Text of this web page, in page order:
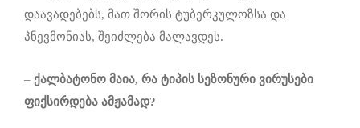
დაავადებებს, მათ შორის ტუბერკულოზსა და
პნევმონიას, შეიძლება მალავდეს.
– ქალბატონო მაია, რა ტიპის სეზონური ვირუსები
ფიქსირდება ამჟამად?